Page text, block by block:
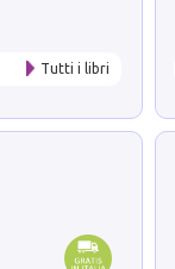
Tutti i libri